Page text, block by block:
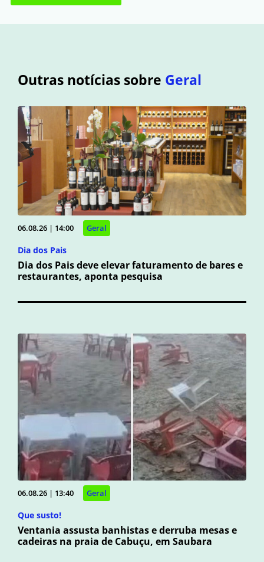
Outras notícias sobre Geral
06.08.26 | 14:00 Geral
Dia dos Pais
Dia dos Pais deve elevar faturamento de bares e
restaurantes, aponta pesquisa
06.08.26 | 13:40 Geral
Que susto!
Ventania assusta banhistas e derruba mesas e
cadeiras na praia de Cabuçu, em Saubara